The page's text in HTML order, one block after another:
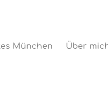
München Über